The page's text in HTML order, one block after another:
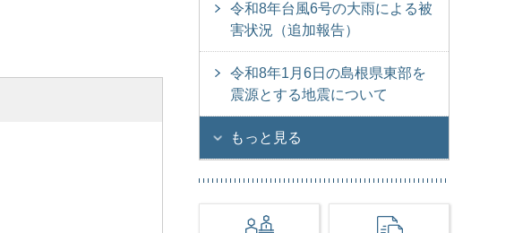
令和8年台風6号の大雨による被
害状況（追加報告）
令和8年1月6日の島根県東部を
震源とする地震について
もっと見る